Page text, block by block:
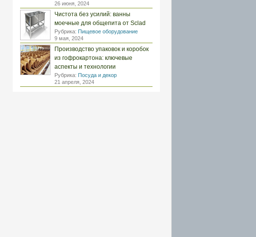
26 июня, 2024
Чистота без усилий: ванны
моечные для общепита от Sclad
Рубрика: Пищевое оборудование
9 мая, 2024
Производство упаковок и коробок
из гофрокартона: ключевые
аспекты и технологии
Рубрика: Посуда и декор
21 апреля, 2024